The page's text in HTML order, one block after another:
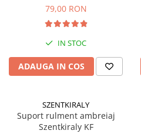
Aspiratoare
Freze de zapada
Masini de maturat
Suflante & Aspiratoare frunze
Accesorii echipamente curatenie
Dispozitive de imprastiat si
semanat
Unelte taiat
79,00 RON
IN STOC
ADAUGA IN COS
SZENTKIRALY
Suport rulment ambreiaj
Szentkiraly KF